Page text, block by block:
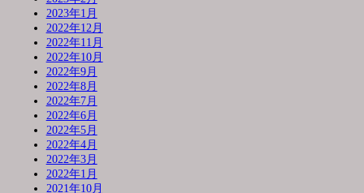
2023年1月
2022年12月
2022年11月
2022年10月
2022年9月
2022年8月
2022年7月
2022年6月
2022年5月
2022年4月
2022年3月
2022年1月
2021年10月